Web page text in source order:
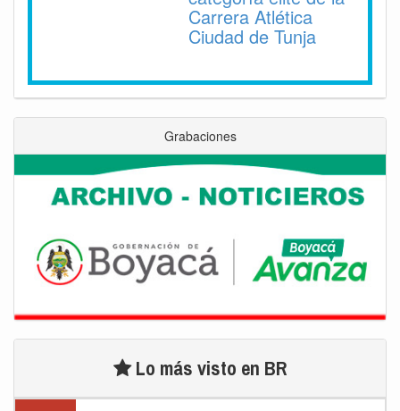
Carrera Atlética
Ciudad de Tunja
Grabaciones
Lo más visto en BR